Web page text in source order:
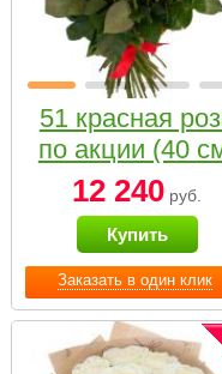
Заказать в один клик
51 красная
по акции (40
12 240 руб.
Купить